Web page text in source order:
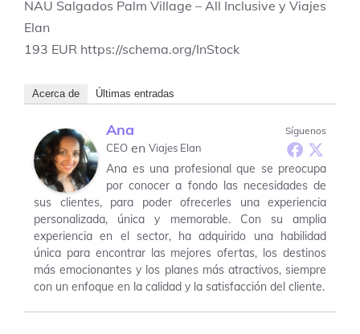
NAU Salgados Palm Village – All Inclusive y Viajes
Elan
193 EUR https://schema.org/InStock
Acerca de Últimas entradas
Síguenos
Ana
CEO en Viajes Elan
Ana es una profesional que se preocupa
por conocer a fondo las necesidades de
sus clientes, para poder ofrecerles una experiencia
personalizada, única y memorable. Con su amplia
experiencia en el sector, ha adquirido una habilidad
única para encontrar las mejores ofertas, los destinos
más emocionantes y los planes más atractivos, siempre
con un enfoque en la calidad y la satisfacción del cliente.